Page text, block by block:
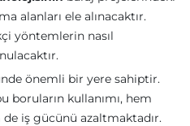
alanları ele alınacaktır.
yöntemlerin nasıl
önemli bir yere sahiptir.
boruların kullanımı, hem
iş gücünü azaltmaktadır.